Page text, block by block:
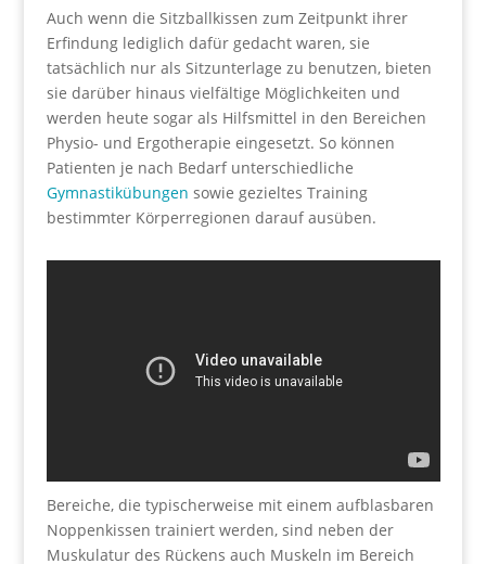
Auch wenn die Sitzballkissen zum Zeitpunkt ihrer
Erfindung lediglich dafür gedacht waren, sie
tatsächlich nur als Sitzunterlage zu benutzen, bieten
sie darüber hinaus vielfältige Möglichkeiten und
werden heute sogar als Hilfsmittel in den Bereichen
Physio- und Ergotherapie eingesetzt. So können
Patienten je nach Bedarf unterschiedliche
Gymnastikübungen sowie gezieltes Training
bestimmter Körperregionen darauf ausüben.
Bereiche, die typischerweise mit einem aufblasbaren
Noppenkissen trainiert werden, sind neben der
Muskulatur des Rückens auch Muskeln im Bereich